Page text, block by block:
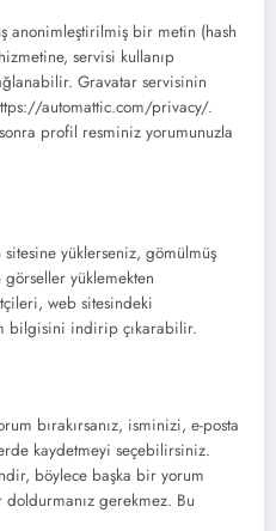
anonimleştirilmiş bir metin (hash
servisi kullanıp
Gravatar servisinin
automattic.com/privacy/.
profil resminiz yorumunuzla
yüklerseniz, gömülmüş
yüklemekten
web sitesindeki
bilgisini indirip çıkarabilir.
bırakırsanız, isminizi, e-posta
kaydetmeyi seçebilirsiniz.
böylece başka bir yorum
doldurmanız gerekmez. Bu